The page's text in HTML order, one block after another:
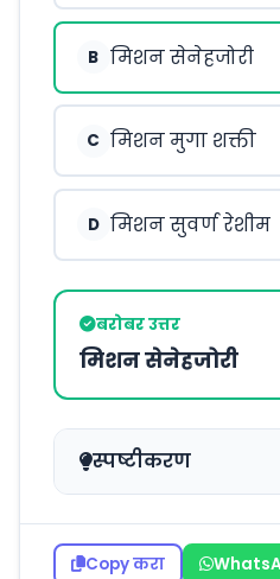
B मिशन सेनेहजोरी
C मिशन मुगा शक्ती
D मिशन सुवर्ण रेशीम
बरोबर उत्तर
मिशन सेनेहजोरी
स्पष्टीकरण
Copy करा